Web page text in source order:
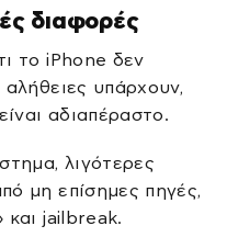
διαφορές
το iPhone δεν
αλήθειες υπάρχουν,
αδιαπέραστο.
λιγότερες
μη επίσημες πηγές,
jailbreak.